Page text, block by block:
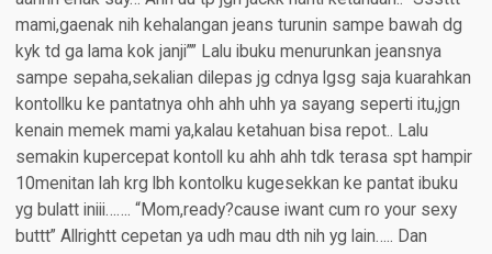
mami,gaenak nih kehalangan jeans turunin sampe bawah dg
kyk td ga lama kok janji”” Lalu ibuku menurunkan jeansnya
sampe sepaha,sekalian dilepas jg cdnya lgsg saja kuarahkan
kontollku ke pantatnya ohh ahh uhh ya sayang seperti itu,jgn
kenain memek mami ya,kalau ketahuan bisa repot.. Lalu
semakin kupercepat kontoll ku ahh ahh tdk terasa spt hampir
10menitan lah krg lbh kontolku kugesekkan ke pantat ibuku
yg bulatt iniii……. “Mom,ready?cause iwant cum ro your sexy
buttt” Allrightt cepetan ya udh mau dth nih yg lain….. Dan